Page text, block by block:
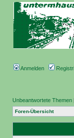
Anmelden
Unbeantwortete Themen
Foren-Übersicht